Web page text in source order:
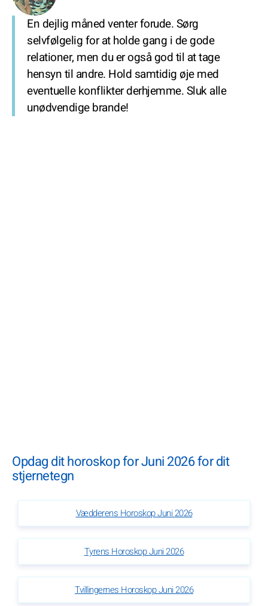
En dejlig måned venter forude. Sørg
selvfølgelig for at holde gang i de gode
relationer, men du er også god til at tage
hensyn til andre. Hold samtidig øje med
eventuelle konflikter derhjemme. Sluk alle
unødvendige brande!
Opdag dit horoskop for Juni 2026 for dit
stjernetegn
Vædderens Horoskop Juni 2026
Tyrens Horoskop Juni 2026
Tvillingernes Horoskop Juni 2026